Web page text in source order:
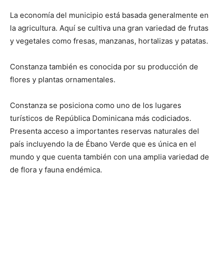
La economía del municipio está basada generalmente en
la agricultura. Aquí se cultiva una gran variedad de frutas
y vegetales como fresas, manzanas, hortalizas y patatas.
Constanza también es conocida por su producción de
flores y plantas ornamentales.
Constanza se posiciona como uno de los lugares
turísticos de República Dominicana más codiciados.
Presenta acceso a importantes reservas naturales del
país incluyendo la de Ébano Verde que es única en el
mundo y que cuenta también con una amplia variedad de
de flora y fauna endémica.